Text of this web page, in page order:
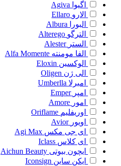
اگیوا Agiva
الارو Ellaro
البورا
Albura
الترگو Alterego
الستر Alester
الفا مومنته Alfa Momente
الوکسین Eloxin
الی ژن Oligen
امبرلا Umberlla
امپر Emper
امور Amore
اوریفلیم Oriflame
اویور Avior
ای جی مکس Agi Max
ای کلاس Iclass
ایچون بیوتی Aichun Beauty
ایکن ساین Iconsign